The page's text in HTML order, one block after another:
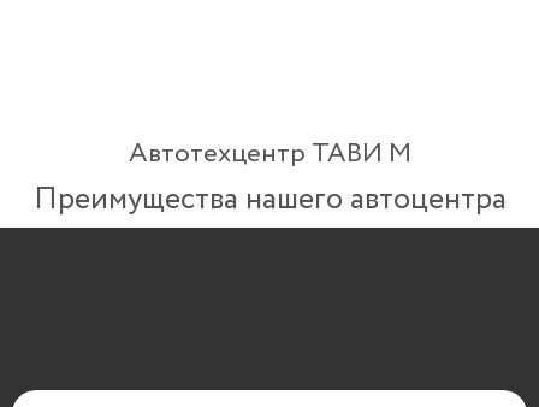
Автотехцентр ТАВИ М
Преимущества нашего автоцентра